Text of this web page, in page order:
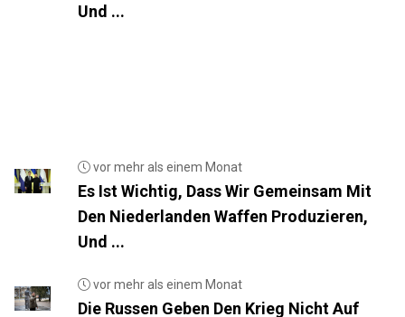
Und ...
vor mehr als einem Monat
Es Ist Wichtig, Dass Wir Gemeinsam Mit
Den Niederlanden Waffen Produzieren,
Und ...
vor mehr als einem Monat
Die Russen Geben Den Krieg Nicht Auf